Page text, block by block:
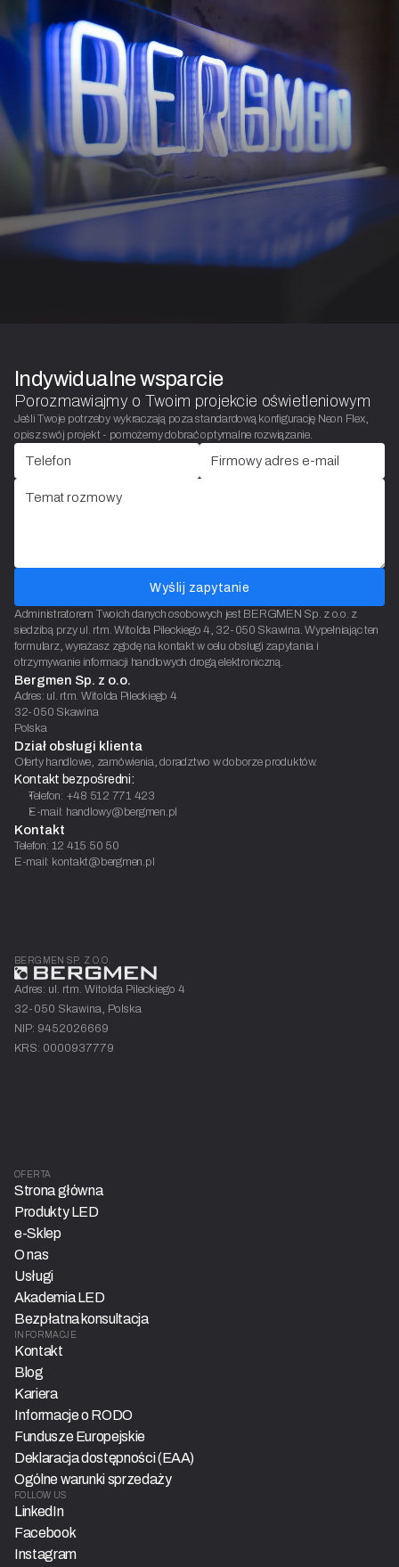
Indywidualne wsparcie
Porozmawiajmy o Twoim projekcie oświetleniowym
Jeśli Twoje potrzeby wykraczają poza standardową konfigurację Neon Flex,
opisz swój projekt - pomożemy dobrać optymalne rozwiązanie.
Wyślij zapytanie
Administratorem Twoich danych osobowych jest BERGMEN Sp. z o.o. z
siedzibą przy ul. rtm. Witolda Pileckiego 4, 32-050 Skawina. Wypełniając ten
formularz, wyrażasz zgodę na kontakt w celu obsługi zapytania i
otrzymywanie informacji handlowych drogą elektroniczną.
Bergmen Sp. z o.o.
Adres: ul. rtm. Witolda Pileckiego 4
32-050 Skawina
Polska
Dział obsługi klienta
Oferty handlowe, zamówienia, doradztwo w doborze produktów.
Kontakt bezpośredni:
Telefon: +48 512 771 423
E-mail: handlowy@bergmen.pl
Kontakt
Telefon: 12 415 50 50
E-mail: kontakt@bergmen.pl
BERGMEN SP. Z O.O.
Adres: ul. rtm. Witolda Pileckiego 4
32-050 Skawina, Polska
NIP: 9452026669
KRS: 0000937779
OFERTA
Strona główna
Produkty LED
e-Sklep
O nas
Usługi
Akademia LED
Bezpłatna konsultacja
INFORMACJE
Kontakt
Blog
Kariera
Informacje o RODO
Fundusze Europejskie
Deklaracja dostępności (EAA)
Ogólne warunki sprzedaży
FOLLOW US
LinkedIn
Facebook
Instagram